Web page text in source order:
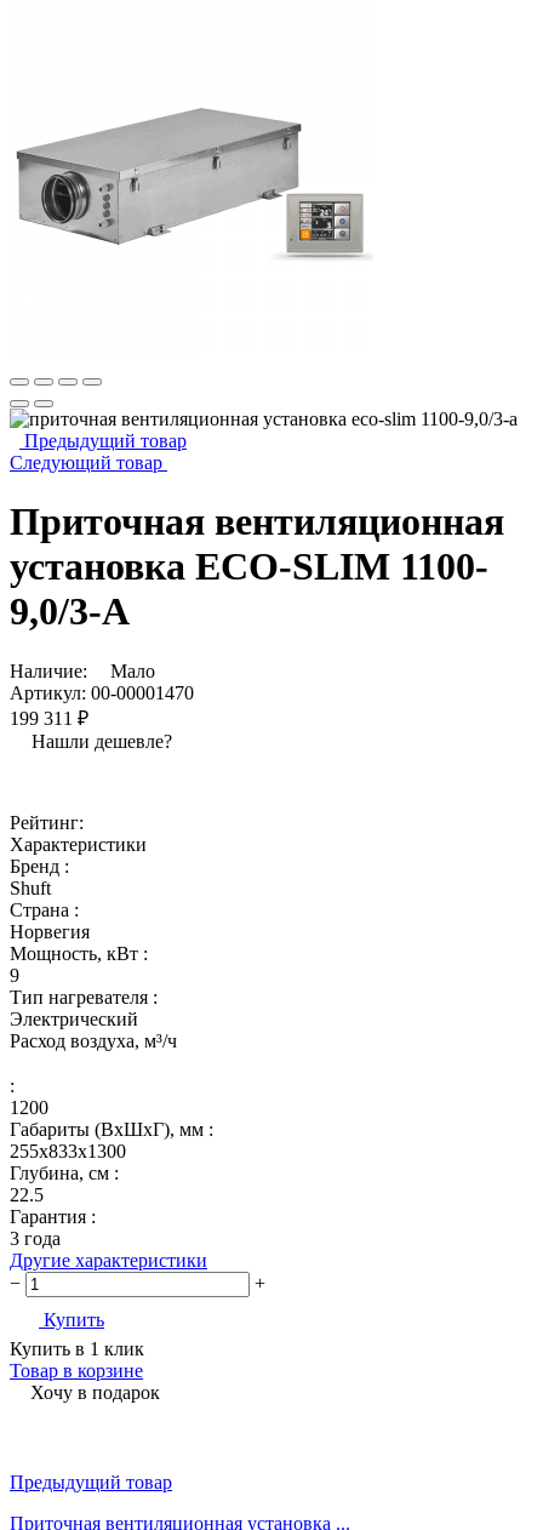
Предыдущий товар
Следующий товар
Приточная вентиляционная
установка ECO-SLIM 1100-
9,0/3-А
Наличие:
Мало
Артикул: 00-00001470
199 311 ₽
Нашли дешевле?
Рейтинг:
Характеристики
Бренд :
Shuft
Страна :
Норвегия
Мощность, кВт :
9
Тип нагревателя :
Электрический
Расход воздуха, м³/ч
:
1200
Габариты (ВхШхГ), мм :
255х833х1300
Глубина, см :
22.5
Гарантия :
3 года
Другие характеристики
−
+
Купить
Купить в 1 клик
Товар в корзине
Хочу в подарок
Предыдущий товар
Приточная вентиляционная установка ...